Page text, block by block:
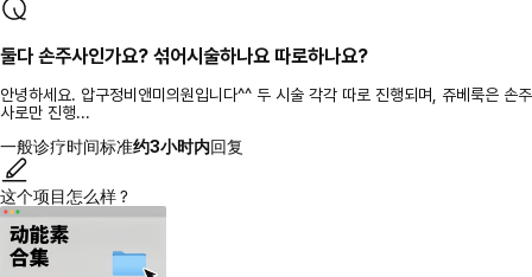
둘다 손주사인가요? 섞어시술하나요 따로하나요?
안녕하세요. 압구정비앤미의원입니다^^ 두 시술 각각 따로 진행되며, 쥬베룩은 손주
사로만 진행...
一般诊疗时间标准约3小时内回复
这个项目怎么样？